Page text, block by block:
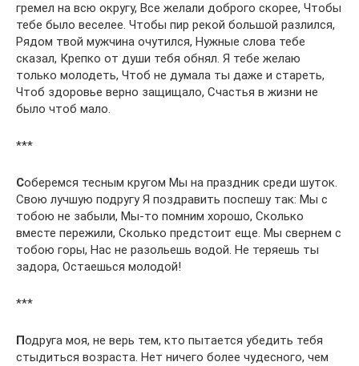
гремел на всю округу, Все желали доброго скорее, Чтобы
тебе было веселее. Чтобы пир рекой большой разлился,
Рядом твой мужчина очутился, Нужные слова тебе
сказал, Крепко от души тебя обнял. Я тебе желаю
только молодеть, Чтоб не думала ты даже и стареть,
Чтоб здоровье верно защищало, Счастья в жизни не
было чтоб мало.
***
Соберемся тесным кругом Мы на праздник среди шуток.
Свою лучшую подругу Я поздравить поспешу так: Мы с
тобою не забыли, Мы-то помним хорошо, Сколько
вместе пережили, Сколько предстоит еще. Мы свернем с
тобою горы, Нас не разольешь водой. Не теряешь ты
задора, Остаешься молодой!
***
Подруга моя, не верь тем, кто пытается убедить тебя
стыдиться возраста. Нет ничего более чудесного, чем